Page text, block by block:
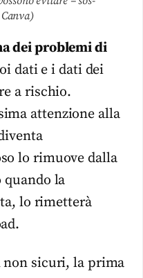
dei problemi di
dati e i dati dei
a rischio.
attenzione alla
lo rimuove dalla
la
lo rimetterà
non sicuri, la prima